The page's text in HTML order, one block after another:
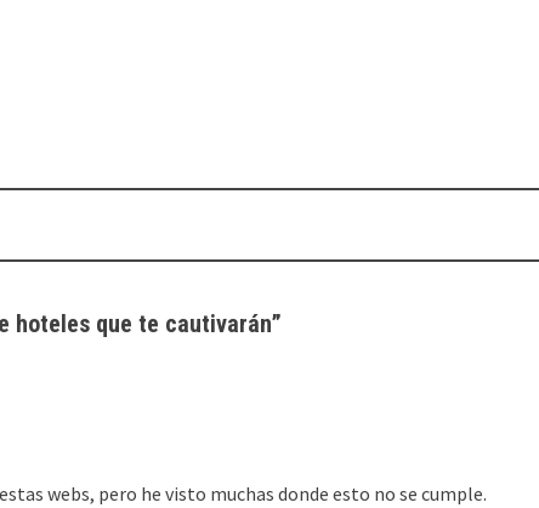
hoteles que te cautivarán”
webs, pero he visto muchas donde esto no se cumple.